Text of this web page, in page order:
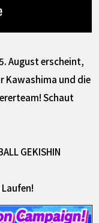
August erscheint,
Kawashima und die
Schaut
GEKISHIN